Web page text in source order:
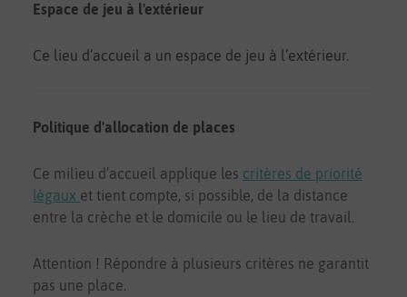
Espace de jeu à l'extérieur
Ce lieu d’accueil a un espace de jeu à l’extérieur.
Politique d'allocation de places
Ce milieu d’accueil applique les critères de priorité
légaux et tient compte, si possible, de la distance
entre la crèche et le domicile ou le lieu de travail.
Attention ! Répondre à plusieurs critères ne garantit
pas une place.